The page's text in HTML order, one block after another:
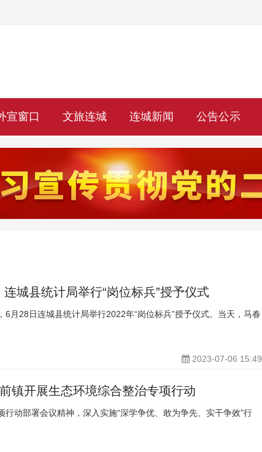
宣窗口 文旅连城 连城新闻 公告公示
城县统计局举行“岗位标兵”授予仪式
月28日连城县统计局举行2022年“岗位标兵”授予仪式。当天，马春
2023-07-06 15:49
镇开展生态环境综合整治专项行动
动部署会议精神，深入实施“深学争优、敢为争先、实干争效”行